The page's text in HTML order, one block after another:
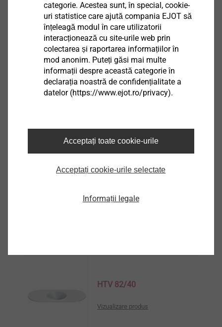
Descriere produs HTV 82/40 TK
Alte produse
HTV 70 RU
HTV 82/40
Vizualizare produs
categorie. Acestea sunt, în special, cookie-
uri statistice care ajută compania EJOT să
înțeleagă modul în care utilizatorii
interacționează cu site-urile web prin
colectarea și raportarea informațiilor în
mod anonim. Puteți găsi mai multe
informații despre această categorie în
declarația noastră de confidențialitate a
datelor (https://www.ejot.ro/privacy).
Acceptați toate cookie-urile
Acceptați cookie-urile selectate
Informații legale